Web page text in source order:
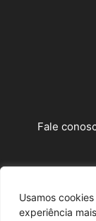
Usamos
experiência
Fale